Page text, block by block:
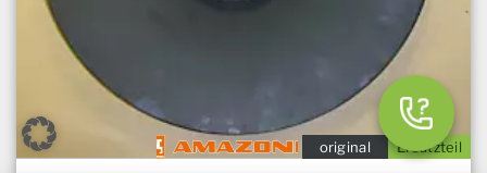
Ersatzteil
original